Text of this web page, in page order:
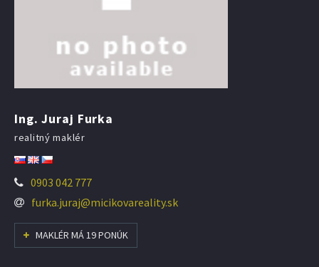
Ing. Juraj Furka
realitný maklér
0903 042 777
furka.juraj@micikovareality.sk
MAKLÉR MÁ 19 PONÚK